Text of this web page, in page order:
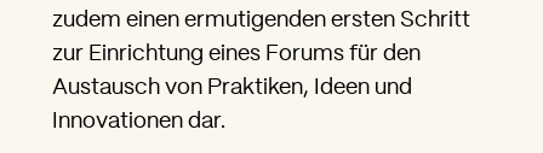
zudem einen ermutigenden ersten Schritt
zur Einrichtung eines Forums für den
Austausch von Praktiken, Ideen und
Innovationen dar.